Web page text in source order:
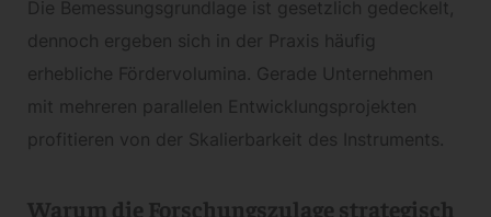
Die Bemessungsgrundlage ist gesetzlich gedeckelt,
dennoch ergeben sich in der Praxis häufig
erhebliche Fördervolumina. Gerade Unternehmen
mit mehreren parallelen Entwicklungsprojekten
profitieren von der Skalierbarkeit des Instruments.
Warum die Forschungszulage strategisch